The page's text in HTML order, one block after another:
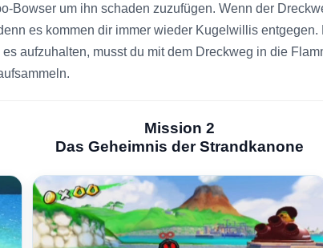
Bowser um ihn schaden zuzufügen. Wenn der
es kommen dir immer wieder Kugelwillis
aufzuhalten, musst du mit dem Dreckweg in die
Mission 2
Das Geheimnis der Strandkanone